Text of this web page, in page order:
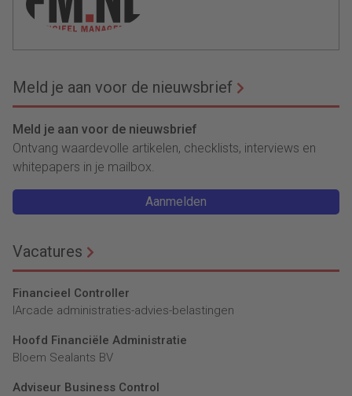
Meld je aan voor de nieuwsbrief
Meld je aan voor de nieuwsbrief
Ontvang waardevolle artikelen, checklists, interviews en
whitepapers in je mailbox.
Aanmelden
Vacatures
Financieel Controller
lArcade administraties-advies-belastingen
Hoofd Financiële Administratie
Bloem Sealants BV
Adviseur Business Control